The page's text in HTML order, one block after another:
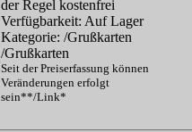
der Regel kostenfrei
Verfügbarkeit: Auf Lager
Kategorie: /Grußkarten
/Grußkarten
Seit der Preiserfassung können
Veränderungen erfolgt
sein**/Link*